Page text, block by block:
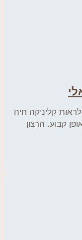
קליניקה חיה
קבוע. הרצון